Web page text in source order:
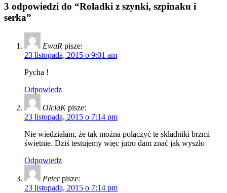
3 odpowiedzi do “Roladki z szynki, szpinaku i
serka”
EwaR pisze:
23 listopada, 2015 o 9:01 am
Pycha !
Odpowiedz
OlciaK pisze:
23 listopada, 2015 o 7:14 pm
Nie wiedziałam, że tak można połączyć te składniki brzmi
świetnie. Dziś testujemy więc jutro dam znać jak wyszło
Odpowiedz
Peter pisze:
23 listopada, 2015 o 7:14 pm